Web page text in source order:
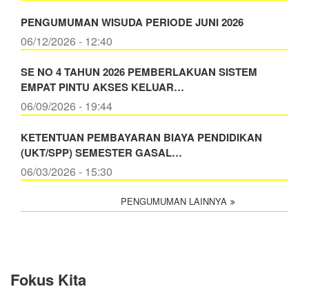
PENGUMUMAN WISUDA PERIODE JUNI 2026
06/12/2026 - 12:40
SE NO 4 TAHUN 2026 PEMBERLAKUAN SISTEM
EMPAT PINTU AKSES KELUAR…
06/09/2026 - 19:44
KETENTUAN PEMBAYARAN BIAYA PENDIDIKAN
(UKT/SPP) SEMESTER GASAL…
06/03/2026 - 15:30
PENGUMUMAN LAINNYA
Fokus Kita